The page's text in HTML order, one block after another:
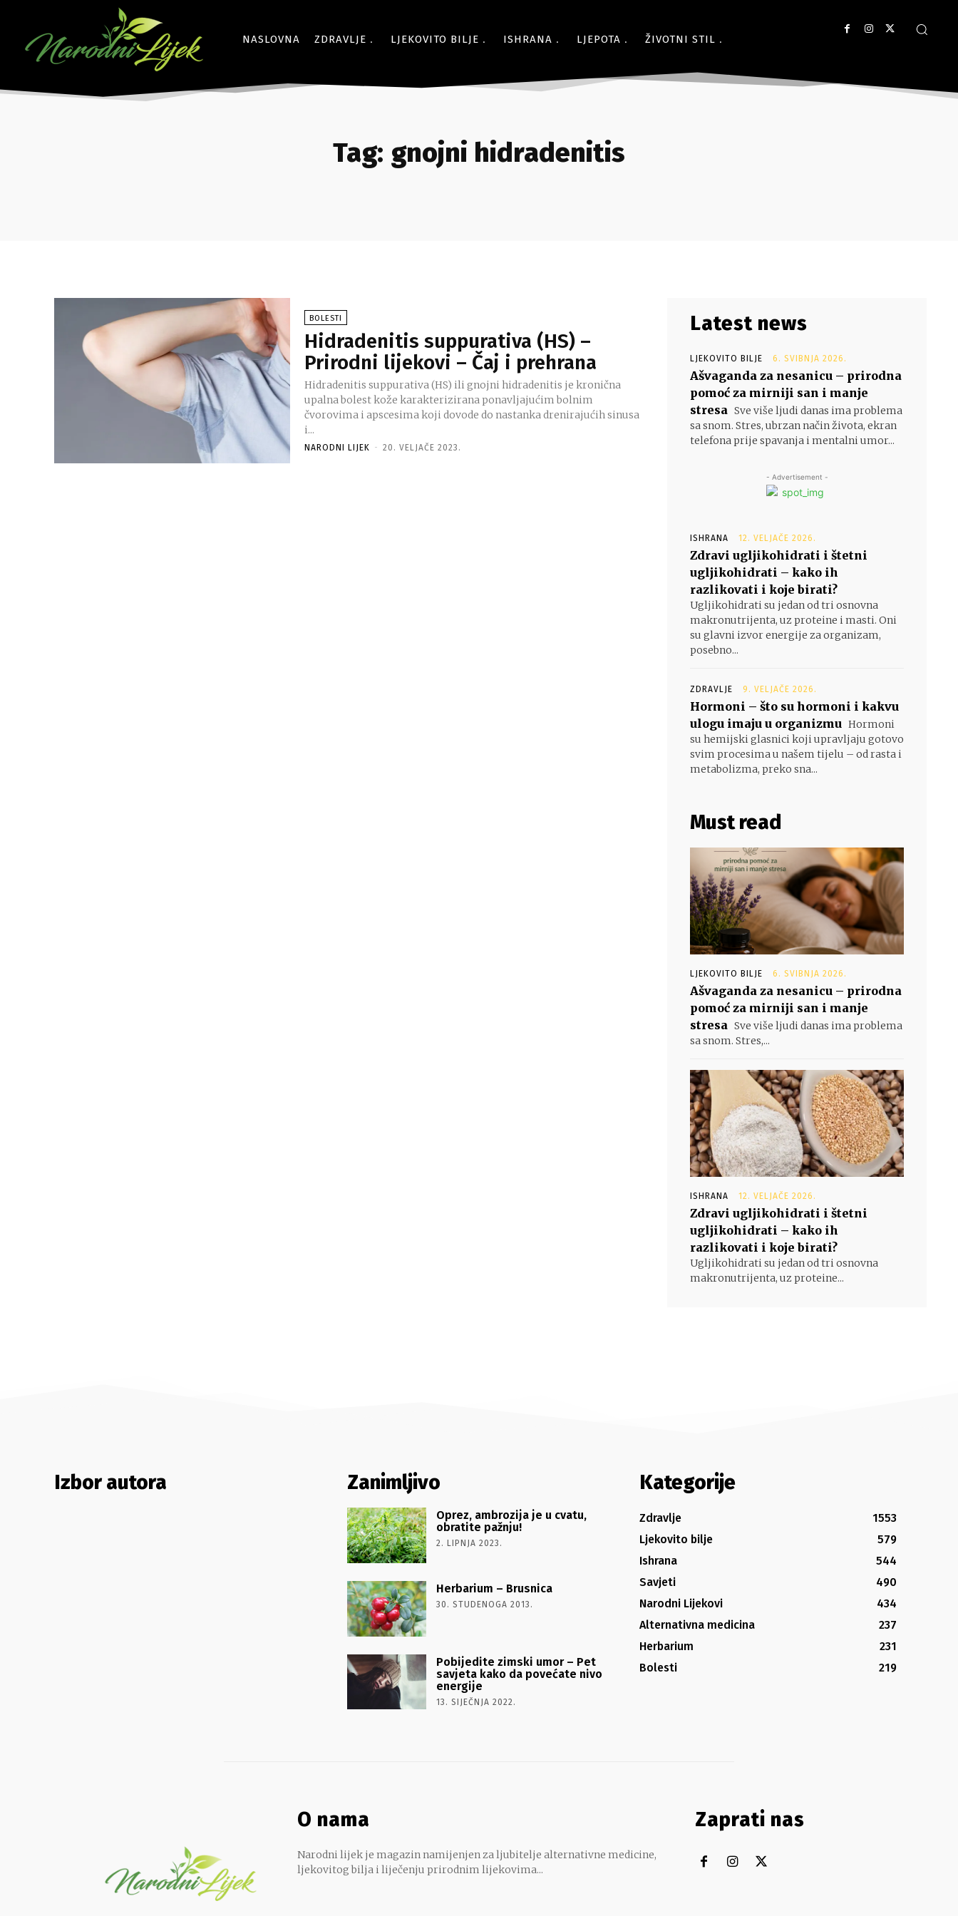
NASLOVNA ZDRAVLJE LJEKOVITO BILJE ISHRANA LJEPOTA ŽIVOTNI STIL
Tag: gnojni hidradenitis
BOLESTI
Hidradenitis suppurativa (HS) –
Prirodni lijekovi – Čaj i prehrana
Hidradenitis suppurativa (HS) ili gnojni hidradenitis je kronična
upalna bolest kože karakterizirana ponavljajućim bolnim
čvorovima i apscesima koji dovode do nastanka drenirajućih sinusa
i...
NARODNI LIJEK - 20. VELJAČE 2023.
Latest news
LJEKOVITO BILJE 6. SVIBNJA 2026.
Ašvaganda za nesanicu – prirodna
pomoć za mirniji san i manje
stresa Sve više ljudi danas ima problema
sa snom. Stres, ubrzan način života, ekran
telefona prije spavanja i mentalni umor...
- Advertisement -
ISHRANA 12. VELJAČE 2026.
Zdravi ugljikohidrati i štetni
ugljikohidrati – kako ih
razlikovati i koje birati?
Ugljikohidrati su jedan od tri osnovna
makronutrijenta, uz proteine i masti. Oni
su glavni izvor energije za organizam,
posebno...
ZDRAVLJE 9. VELJAČE 2026.
Hormoni – što su hormoni i kakvu
ulogu imaju u organizmu Hormoni
su hemijski glasnici koji upravljaju gotovo
svim procesima u našem tijelu – od rasta i
metabolizma, preko sna...
Must read
LJEKOVITO BILJE 6. SVIBNJA 2026.
Ašvaganda za nesanicu – prirodna
pomoć za mirniji san i manje
stresa Sve više ljudi danas ima problema
sa snom. Stres,...
ISHRANA 12. VELJAČE 2026.
Zdravi ugljikohidrati i štetni
ugljikohidrati – kako ih
razlikovati i koje birati?
Ugljikohidrati su jedan od tri osnovna
makronutrijenta, uz proteine...
Izbor autora Zanimljivo
Oprez, ambrozija je u cvatu,
obratite pažnju!
2. LIPNJA 2023.
Herbarium – Brusnica
30. STUDENOGA 2013.
Pobijedite zimski umor – Pet
savjeta kako da povećate nivo
energije
13. SIJEČNJA 2022.
Kategorije
Zdravlje
1553
Ljekovito bilje
579
Ishrana
544
Savjeti
490
Narodni Lijekovi
434
Alternativna medicina
237
Herbarium
231
Bolesti
219
O nama
Narodni lijek je magazin namijenjen za ljubitelje alternativne medicine,
ljekovitog bilja i liječenju prirodnim lijekovima...
Zaprati nas